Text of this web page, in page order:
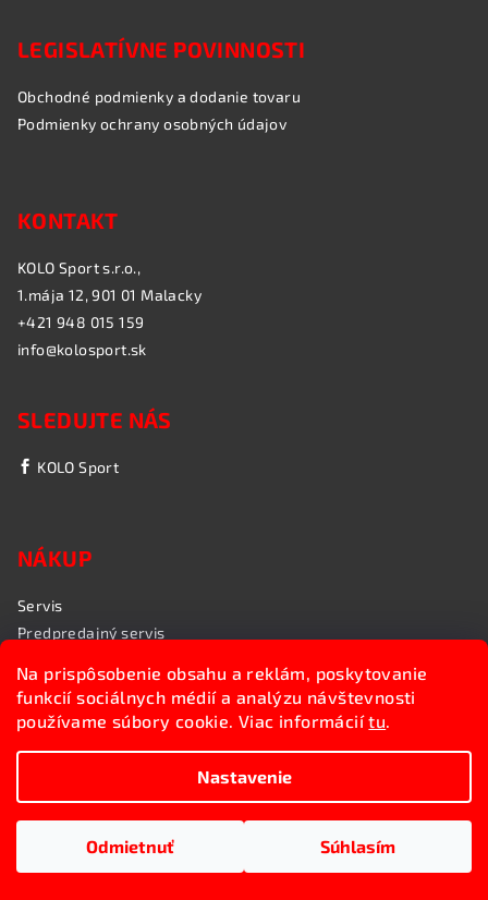
Na prispôsobenie obsahu a reklám, poskytovanie
funkcií sociálnych médií a analýzu návštevnosti
používame súbory cookie. Viac informáciítu.
Nastavenie
Odmietnuť Súhlasím
LEGISLATÍVNE POVINNOSTI
Obchodné podmienky a dodanie tovaru
Podmienky ochrany osobných údajov
KONTAKT
KOLO Sport s.r.o.,
1.mája 12, 901 01 Malacky
+421 948 015 159
info@kolosport.sk
SLEDUJTE NÁS
KOLO Sport
NÁKUP
Servis
Predpredajný servis
Rozvoz bicyklov
Poradenstvo
Upraviť nastavenie cookies
Vytvoril Shoptet